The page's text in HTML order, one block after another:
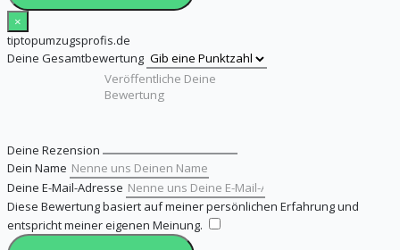
×
tiptopumzugsprofis.de
Deine Gesamtbewertung
Deine Rezension
Dein Name
Deine E-Mail-Adresse
Diese Bewertung basiert auf meiner persönlichen Erfahrung und
entspricht meiner eigenen Meinung.